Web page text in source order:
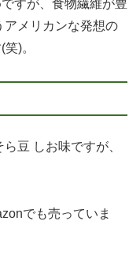
すが、食物繊維が豊
アメリカンな発想の
)。
豆 しお味ですが、
でも売っていま